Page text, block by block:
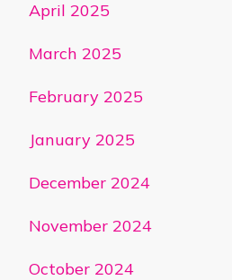
April 2025
March 2025
February 2025
January 2025
December 2024
November 2024
October 2024